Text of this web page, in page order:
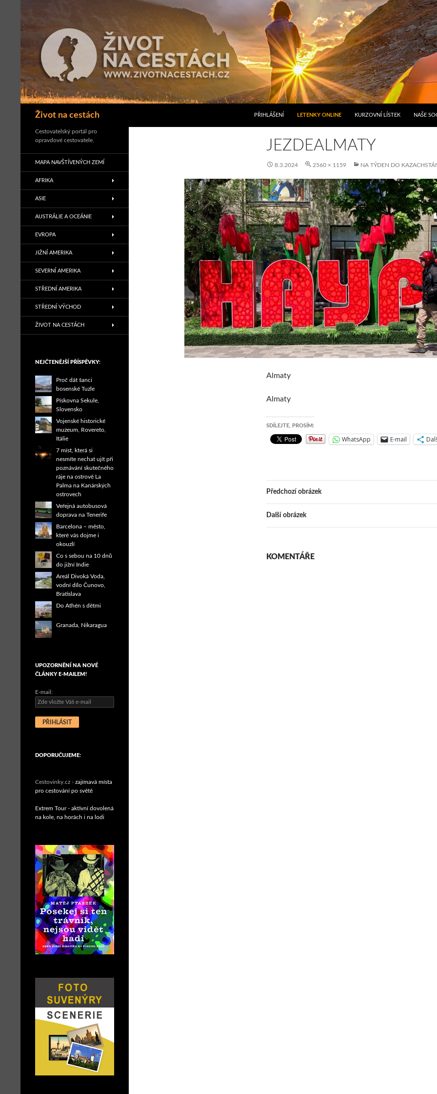
Život na cestách
Hledat
PŘIHLÁŠENÍ LETENKY ONLINE KURZOVNÍ LÍSTEK NAŠE
JEZDEALMATY
8.3.2024 2560 × 1159 NA TÝDEN DO
Almaty
Almaty
SDÍLEJTE, PROSÍM:
WhatsApp E-mail
Předchozí obrázek
Další obrázek
KOMENTÁŘE
Cestovatelský portál pro
opravdové cestovatele.
MAPA NAVŠTÍVENÝCH ZEMÍ
AFRIKA
ASIE
AUSTRÁLIE A OCEÁNIE
EVROPA
JIŽNÍ AMERIKA
SEVERNÍ AMERIKA
STŘEDNÍ AMERIKA
STŘEDNÍ VÝCHOD
ŽIVOT NA CESTÁCH
NEJČTENĚJŠÍ PŘÍSPĚVKY:
Proč dát šanci
bosenské Tuzle
Pískovna Sekule,
Slovensko
Vojenské historické
muzeum, Rovereto,
Itálie
7 míst, která si
nesmíte nechat ujít při
poznávání skutečného
ráje na ostrově La
Palma na Kanárských
ostrovech
Veřejná autobusová
doprava na Tenerife
Barcelona – město,
které vás dojme i
okouzlí
Co s sebou na 10 dnů
do jižní Indie
Areál Divoká Voda,
vodní dílo Čunovo,
Bratislava
Do Athén s dětmi
Granada, Nikaragua
UPOZORNĚNÍ NA NOVÉ
ČLÁNKY E-MAILEM!
E-mail:
DOPORUČUJEME:
Cestovinky.cz - zajímavá místa
pro cestování po světě
Extrem Tour - aktivní dovolená
na kole, na horách i na lodi